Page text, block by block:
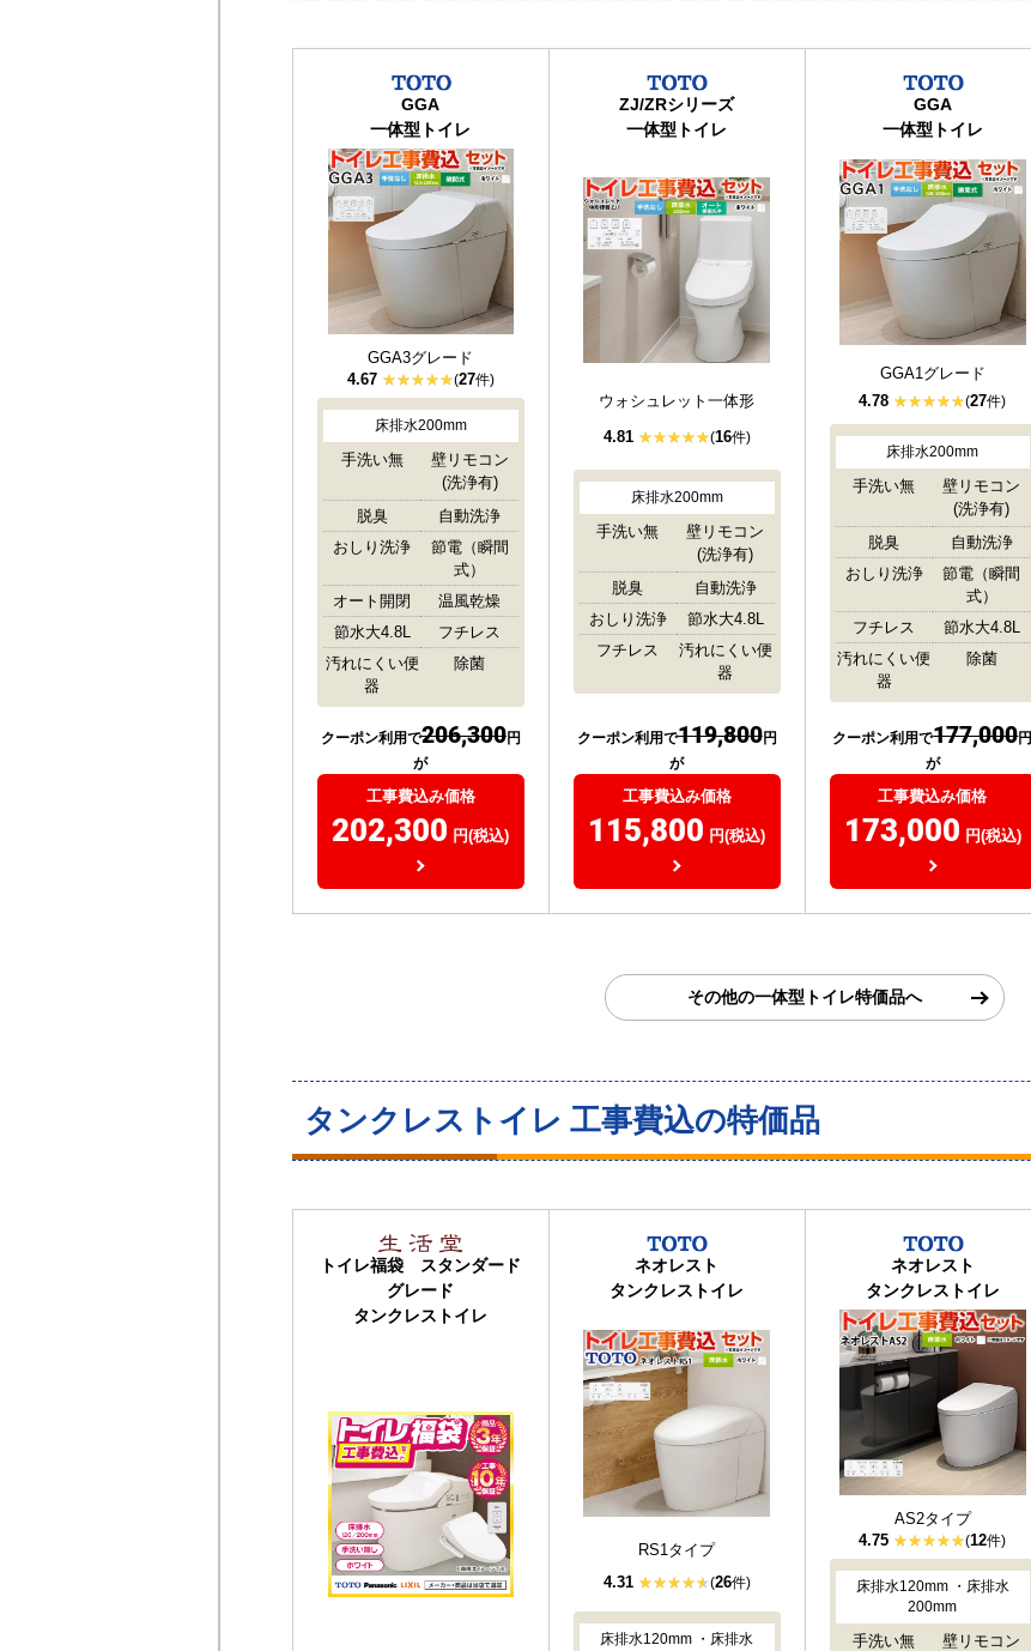
GGA
一体型トイレ
GGA3グレード
4.67 (27件)
床排水200mm
手洗い無
壁リモコン
(洗浄有)
脱臭
自動洗浄
おしり洗浄
節電（瞬間
式）
オート開閉
温風乾燥
節水大4.8L
フチレス
汚れにくい便
器
除菌
クーポン利用で206,300円
が
工事費込み価格
202,300 円(税込)
ZJ/ZRシリーズ
一体型トイレ
ウォシュレット一体形
4.81 (16件)
床排水200mm
手洗い無
壁リモコン
(洗浄有)
脱臭
自動洗浄
おしり洗浄
節水大4.8L
フチレス
汚れにくい便
器
クーポン利用で119,800円
が
工事費込み価格
115,800 円(税込)
GGA
一体型トイレ
GGA1グレード
4.78 (27件)
床排水200mm
手洗い無
壁リモコン
(洗浄有)
脱臭
自動洗浄
おしり洗浄
節電（瞬間
式）
フチレス
節水大4.8L
汚れにくい便
器
除菌
クーポン利用で177,000円
が
工事費込み価格
173,000 円(税込)
その他の一体型トイレ特価品へ
タンクレストイレ 工事費込の特価品
トイレ福袋 スタンダード
グレード
タンクレストイレ
ネオレスト
タンクレストイレ
RS1タイプ
4.31 (26件)
床排水120mm ・床排水
ネオレスト
タンクレストイレ
AS2タイプ
4.75 (12件)
床排水120mm ・床排水
200mm
手洗い無 壁リモコン